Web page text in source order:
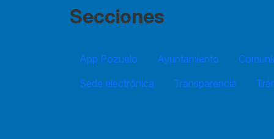
Secciones
App Pozuelo Ayuntamiento
Sede electrónica
Transparencia